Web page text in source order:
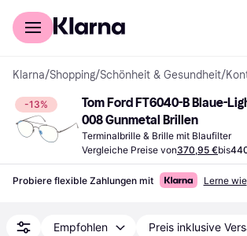
Für Shopper
Klarna/Shopping/Schönheit & Gesundheit/
-13%
Tom Ford FT6040-B Blaue-
008 Gunmetal Brillen
Terminalbrille & Brille mit Blaufilter
Vergleiche Preise von370,95 €bis
Probiere flexible Zahlungen mit Lerne wie
Empfohlen Preis inklusive